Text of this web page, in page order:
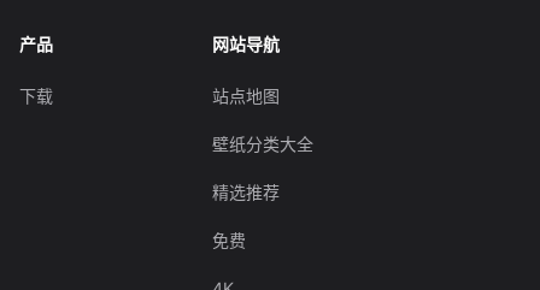
产品
下载
网站导航
站点地图
壁纸分类大全
精选推荐
免费